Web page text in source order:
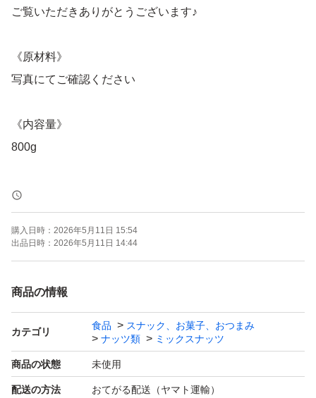
ご覧いただきありがとうございます♪
《原材料》
写真にてご確認ください
《内容量》
800g
《賞味期限》
ご注文より約150日
(画像の賞味期限はサンプルになります。ご注文を受けて
から製造します！)
アメリカ産ノンパレル種の素焼きアーモンド、アメリカ産
の生くるみの2種ミックスナッツです♪
3種ミックスナッツのカシューナッツはいらないから、く
購入日時： 2026年5月11日 15:54
出品日時： 2026年5月11日 14:44
商品の情報
カテゴリ
食品
スナック、お菓子、おつまみ
ナッツ類
ミックスナッツ
商品の状態 未使用
配送の方法 おてがる配送（ヤマト運輸）